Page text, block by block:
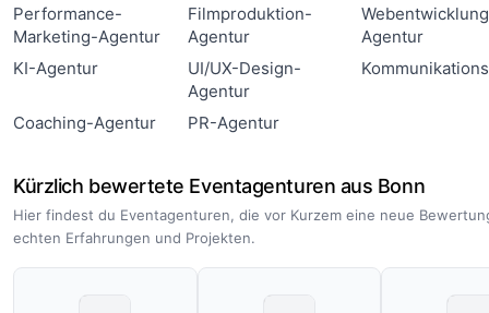
Performance-
Marketing-Agentur
Filmproduktion-
Agentur
Agentur
KI-Agentur
UI/UX-Design-
Agentur
Coaching-Agentur PR-Agentur
Kürzlich bewertete Eventagenturen aus Bonn
Hier findest du Eventagenturen, die vor Kurzem eine neue
echten Erfahrungen und Projekten.